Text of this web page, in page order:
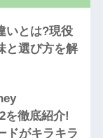
いとは?現役
と選び方を解
を徹底紹介!
ドがキラキラ